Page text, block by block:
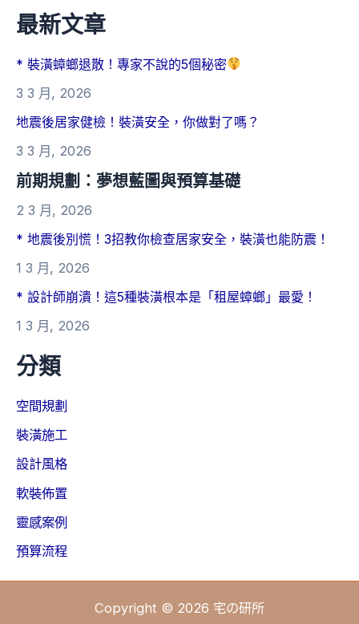
最新文章
* 裝潢蟑螂退散！專家不說的5個秘密
3 3 月, 2026
地震後居家健檢！裝潢安全，你做對了嗎？
3 3 月, 2026
前期規劃：夢想藍圖與預算基礎
2 3 月, 2026
* 地震後別慌！3招教你檢查居家安全，裝潢也能防震！
1 3 月, 2026
* 設計師崩潰！這5種裝潢根本是「租屋蟑螂」最愛！
1 3 月, 2026
分類
空間規劃
裝潢施工
設計風格
軟裝佈置
靈感案例
預算流程
Copyright © 2026 宅の研所